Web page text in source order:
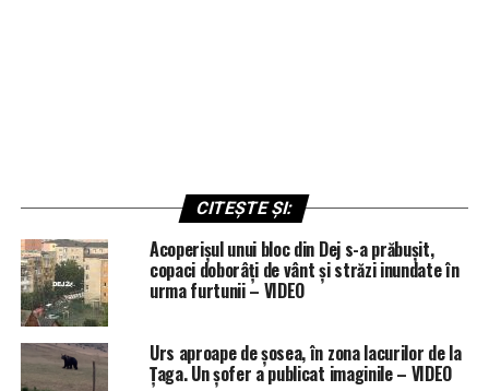
CITEȘTE ȘI:
Acoperișul unui bloc din Dej s-a prăbușit,
copaci doborâți de vânt și străzi inundate în
urma furtunii – VIDEO
Urs aproape de șosea, în zona lacurilor de la
Țaga. Un șofer a publicat imaginile – VIDEO